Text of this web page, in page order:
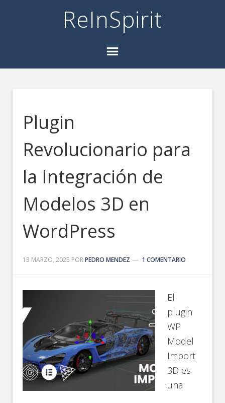
ReInSpirit
Plugin
Revolucionario para
la Integración de
Modelos 3D en
WordPress
13 MARZO, 2025 PORPEDRO MENDEZ 1 COMENTARIO
El
plugin
WP
Model
Import
3D es
una